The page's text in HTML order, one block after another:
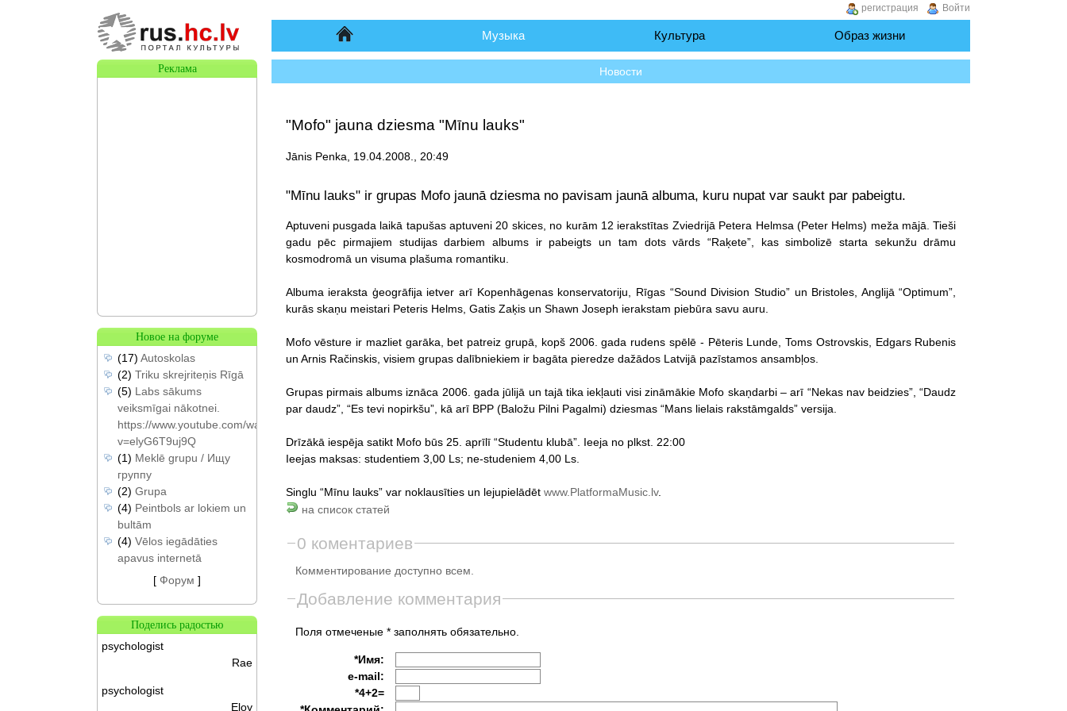
Начало Музыка Культура Образ жизни
Новости
"Mofo" jauna dziesma "Mīnu lauks"
Jānis Penka, 19.04.2008., 20:49
"Mīnu lauks" ir grupas Mofo jaunā dziesma no pavisam jaunā albuma, kuru nupat var saukt par pabeigtu.
Aptuveni pusgada laikā tapušas aptuveni 20 skices, no kurām 12 ierakstītas Zviedrijā Petera Helmsa (Peter Helms) meža mājā. Tieši
gadu pēc pirmajiem studijas darbiem albums ir pabeigts un tam dots vārds “Raķete”, kas simbolizē starta sekunžu drāmu
kosmodromā un visuma plašuma romantiku.
Albuma ieraksta ģeogrāfija ietver arī Kopenhāgenas konservatoriju, Rīgas “Sound Division Studio” un Bristoles, Anglijā “Optimum”,
kurās skaņu meistari Peteris Helms, Gatis Zaķis un Shawn Joseph ierakstam piebūra savu auru.
Mofo vēsture ir mazliet garāka, bet patreiz grupā, kopš 2006. gada rudens spēlē - Pēteris Lunde, Toms Ostrovskis, Edgars Rubenis
un Arnis Račinskis, visiem grupas dalībniekiem ir bagāta pieredze dažādos Latvijā pazīstamos ansambļos.
Grupas pirmais albums iznāca 2006. gada jūlijā un tajā tika iekļauti visi zināmākie Mofo skaņdarbi – arī “Nekas nav beidzies”, “Daudz
par daudz”, “Es tevi nopirkšu”, kā arī BPP (Baložu Pilni Pagalmi) dziesmas “Mans lielais rakstāmgalds” versija.
Drīzākā iespēja satikt Mofo būs 25. aprīlī “Studentu klubā”. Ieeja no plkst. 22:00
Ieejas maksas: studentiem 3,00 Ls; ne-studeniem 4,00 Ls.
Singlu “Mīnu lauks” var noklausīties un lejupielādēt www.PlatformaMusic.lv.
на список статей
0 коментариев
Комментирование доступно всем.
Добавление комментария
Поля отмеченые * заполнять обязательно.
*Имя:
e-mail:
*4+2=
Реклама
Новое на форуме
(17) Autoskolas
(2) Triku skrejriteņis Rīgā
(5) Labs sākums
veiksmīgai nākotnei.
https://www.youtube.com/watch?
v=elyG6T9uj9Q
(1) Meklē grupu / Ищу
группу
(2) Grupa
(4) Peintbols ar lokiem un
bultām
(4) Vēlos iegādāties
apavus internetā
[ Форум ]
Поделись радостью
psychologist
Rae
psychologist
Eloy
Войти
регистрация